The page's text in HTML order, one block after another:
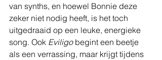
van synths, en hoewel Bonnie deze
zeker niet nodig heeft, is het toch
uitgedraaid op een leuke, energieke
song. Ook Eviligo begint een beetje
als een verrassing, maar krijgt tijdens